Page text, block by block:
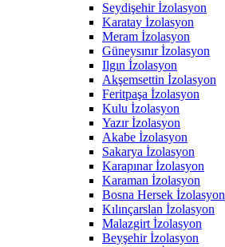
Seydişehir İzolasyon
Karatay İzolasyon
Meram İzolasyon
Güneysınır İzolasyon
Ilgın İzolasyon
Akşemsettin İzolasyon
Feritpaşa İzolasyon
Kulu İzolasyon
Yazır İzolasyon
Akabe İzolasyon
Sakarya İzolasyon
Karapınar İzolasyon
Karaman İzolasyon
Bosna Hersek İzolasyon
Kılınçarslan İzolasyon
Malazgirt İzolasyon
Beyşehir İzolasyon